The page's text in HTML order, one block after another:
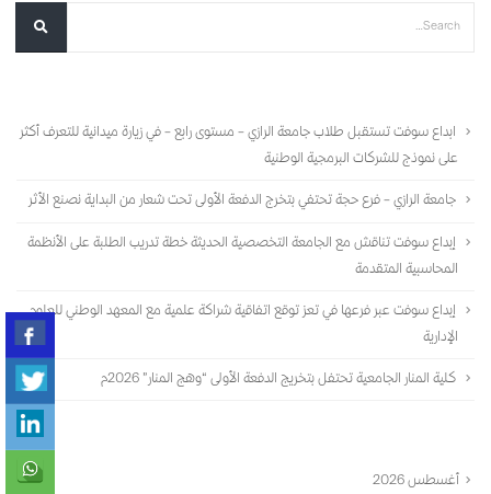
ابداع سوفت تستقبل طلاب جامعة الرازي – مستوى رابع – في زيارة ميدانية للتعرف أكثر
على نموذج للشركات البرمجية الوطنية
جامعة الرازي – فرع حجة تحتفي بتخرج الدفعة الأولى تحت شعار من البداية نصنع الأثر
إبداع سوفت تناقش مع الجامعة التخصصية الحديثة خطة تدريب الطلبة على الأنظمة
المحاسبية المتقدمة
إبداع سوفت عبر فرعها في تعز توقع اتفاقية شراكة علمية مع المعهد الوطني للعلوم
الإدارية
كلية المنار الجامعية تحتفل بتخريج الدفعة الأولى “وهج المنار” 2026م
أغسطس 2026